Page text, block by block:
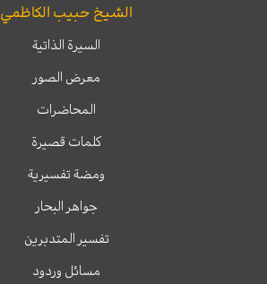
الشيخ حبيب الكاظمي
السيرة الذاتية
معرض الصور
المحاضرات
كلمات قصيرة
ومضة تفسيرية
جواهر البحار
تفسير المتدبرين
مسائل وردود